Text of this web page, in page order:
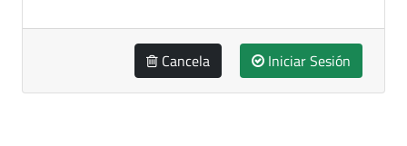
Cancela Iniciar Sesión